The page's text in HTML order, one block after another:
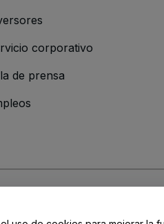
corporativo
de prensa